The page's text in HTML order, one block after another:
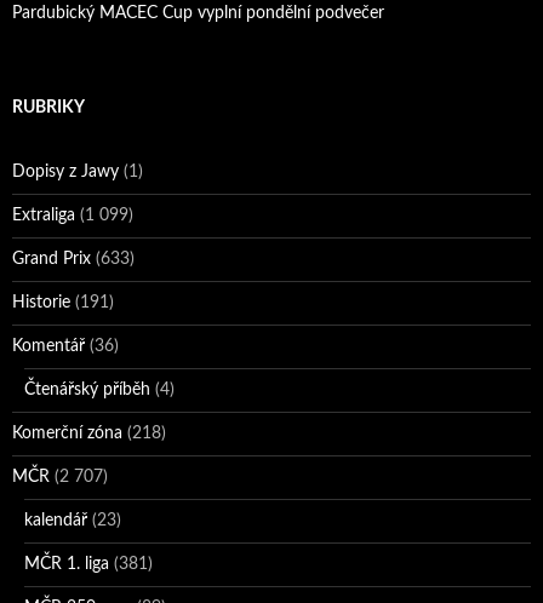
Pardubický MACEC Cup vyplní pondělní podvečer
RUBRIKY
Dopisy z Jawy (1)
Extraliga (1 099)
Grand Prix (633)
Historie (191)
Komentář (36)
Čtenářský příběh (4)
Komerční zóna (218)
MČR (2 707)
kalendář (23)
MČR 1. liga (381)